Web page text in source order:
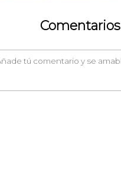
Comentarios